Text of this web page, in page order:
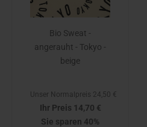
Bio Sweat -
angerauht - Tokyo -
beige
Unser Normalpreis 24,50 €
Ihr Preis 14,70 €
Sie sparen 40%